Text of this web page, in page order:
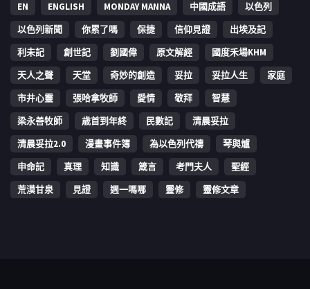
EN ENGLISH MONDAY MANNA 中國成語
以色列
以色列新聞
你累了嗎 保捷 信仰見證
出埃及記
利未記
創世記 劉國偉 原文解經
國度禾場KHM
天人之聲
天堂 奇妙的創造 妥拉 妥拉人生
家庭
市井心靈
張哈拿牧師 愛情 敬拜
智慧
梁永善牧師
歳首到年終 民數記
清晨妥拉
清晨妥拉2.0
漫畫事件簿 為以色列代禱
琴與爐
申命記
真理 知識 箴言 考門夫人
聖經
荒漠甘泉
見證 週一嗎哪 靈修 靈修文章